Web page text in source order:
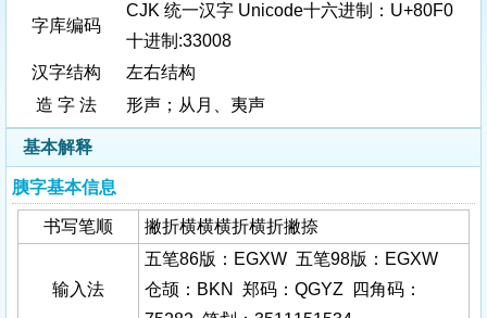
字库编码
CJK 统一汉字 Unicode十六进制：U+80F0
十进制:33008
汉字结构
左右结构
造 字 法
形声；从月、夷声
基本解释
胰字基本信息
书写笔顺 撇折横横横折横折撇捺
输入法
五笔86版：EGXW 五笔98版：EGXW
仓颉：BKN 郑码：QGYZ 四角码：